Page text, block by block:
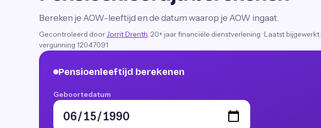
Bereken je AOW-leeftijd en de datum waarop je AOW ingaat.
Gecontroleerd door Jorrit Drenth , 20+ jaar financiële dienstverlening · Laatst bijgewerkt:
vergunning 12047091
Pensioenleeftijd berekenen
Geboortedatum